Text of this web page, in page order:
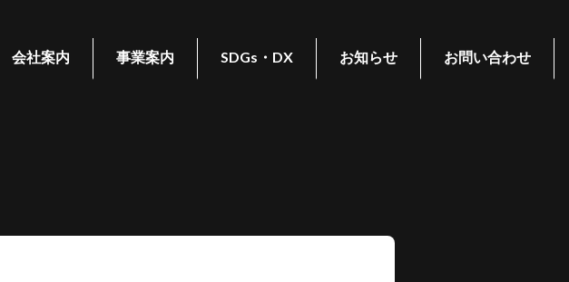
会社案内 事業案内 SDGs・DX お知らせ お問い合わせ